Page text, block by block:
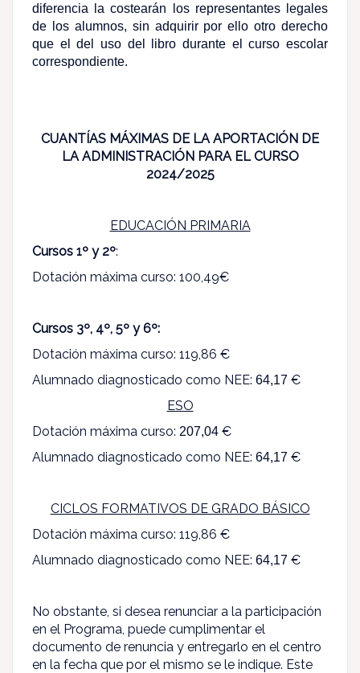
diferencia la costearán los representantes legales
de los alumnos, sin adquirir por ello otro derecho
que el del uso del libro durante el curso escolar
correspondiente.
CUANTÍAS MÁXIMAS DE LA APORTACIÓN DE
LA ADMINISTRACIÓN PARA EL CURSO
2024/2025
EDUCACIÓN PRIMARIA
Cursos 1º y 2º:
Dotación máxima curso: 100,49€
Cursos 3º, 4º, 5º y 6º:
Dotación máxima curso: 119,86 €
Alumnado diagnosticado como NEE: 64,17 €
ESO
Dotación máxima curso: 207,04 €
Alumnado diagnosticado como NEE: 64,17 €
CICLOS FORMATIVOS DE GRADO BÁSICO
Dotación máxima curso: 119,86 €
Alumnado diagnosticado como NEE: 64,17 €
No obstante, si desea renunciar a la participación
en el Programa, puede cumplimentar el
documento de renuncia y entregarlo en el centro
en la fecha que por el mismo se le indique. Este